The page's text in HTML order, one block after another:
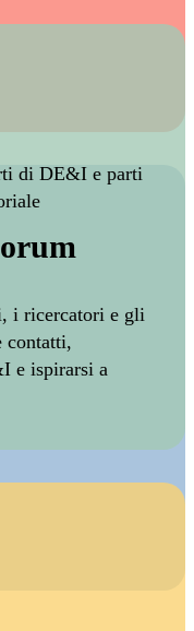
i ricercatori e gli
contatti,
e ispirarsi a
di DE&I e parti